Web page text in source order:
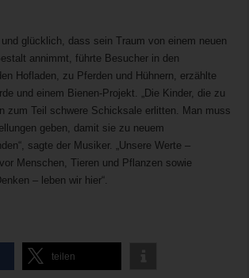
glücklich, dass sein Traum von einem neuen
annimmt, führte Besucher in den
Hofladen, zu Pferden und Hühnern, erzählte
und einem Bienen-Projekt. „Die Kinder, die zu
zum Teil schwere Schicksale erlitten. Man muss
geben, damit sie zu neuem
sagte der Musiker. „Unsere Werte –
Menschen, Tieren und Pflanzen sowie
– leben wir hier“.
teilen